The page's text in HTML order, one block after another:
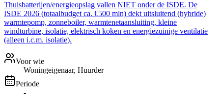
Thuisbatterijen/energieopslag vallen NIET onder de ISDE. De
ISDE 2026 (totaalbudget ca. €500 mln) dekt uitsluitend (hybride)
warmtepomp, zonneboiler, warmtenetaansluiting, kleine
windturbine, isolatie, elektrisch koken en energiezuinige ventilatie
(alleen i.c.m. isolatie).
Voor wie
Woningeigenaar, Huurder
Periode
-